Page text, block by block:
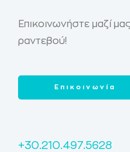
Επικοινωνήστε μαζί
ραντεβού!
Επικοινωνία
+30.210.497.5628